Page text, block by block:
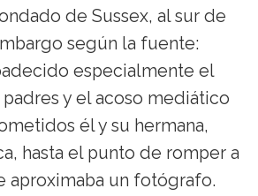
de Sussex, al sur de
según la fuente:
especialmente el
y el acoso mediático
él y su hermana,
hasta el punto de romper a
aproximaba un fotógrafo.